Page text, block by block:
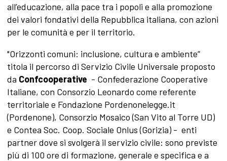
all’educazione, alla pace tra i popoli e alla promozione
dei valori fondativi della Repubblica italiana, con azioni
per le comunità e per il territorio.
"Orizzonti comuni: inclusione, cultura e ambiente”
titola il percorso di Servizio Civile Universale proposto
da Confcooperative - Confederazione Cooperative
Italiane, con Consorzio Leonardo come referente
territoriale e Fondazione Pordenonelegge.it
(Pordenone), Consorzio Mosaico (San Vito al Torre UD)
e Contea Soc. Coop. Sociale Onlus (Gorizia) - enti
partner dove si svolgerà il servizio civile: sono previste
più di 100 ore di formazione, generale e specifica e a